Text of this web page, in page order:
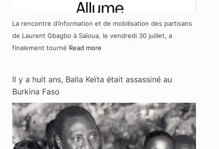
La rencontre d’information et de mobilisation des partisans
de Laurent Gbagbo à Saïoua, le vendredi 30 juillet, a
finalement tourné Read more
Il y a huit ans, Balla Keïta était assassiné au
Burkina Faso